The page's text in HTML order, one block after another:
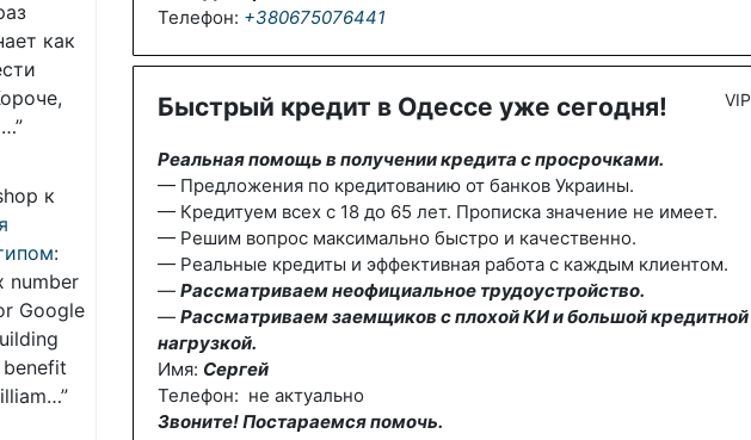
как
”
к
:
number
Google
”
Телефон: +380675076441
Быстрый кредит в Одессе уже сегодня!
Реальная помощь в получении кредита с просрочками.
— Предложения по кредитованию от банков Украины.
— Кредитуем всех с 18 до 65 лет. Прописка значение не имеет.
— Решим вопрос максимально быстро и качественно.
— Реальные кредиты и эффективная работа с каждым клиентом.
— Рассматриваем неофициальное трудоустройство.
— Рассматриваем заемщиков с плохой КИ и большой кредитной
нагрузкой.
Имя: Сергей
Телефон: не актуально
Звоните! Постараемся помочь.
VIP